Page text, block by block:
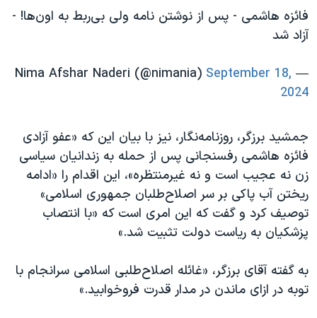
فائزه هاشمی - پس از نوشتن نامه ولی بی‌ربط به اون‌ها! -
آزاد شد
— Nima Afshar Naderi (@nimania)
September 18,
2024
جمشید برزگر، روزنامه‌نگار، نیز با بیان این که «عفو آزادی
فائزه هاشمی رفسنجانی پس از حمله به زندانیان سیاسی
زن نه عجیب است و نه غیرمنتظره»، این اقدام را «ادامه
ریختن آب پاکی بر سر اصلاح‌طلبان جمهوری اسلامی»
توصیف کرد و گفت که این امری است که «با انتصاب
پزشکیان به ریاست دولت تثبیت شد.»
به گفته آقای برزگر، «غائله اصلاح‌طلبی اسلامی سرانجام با
توبه در ازای ماندن در مدار قدرت فروخوابید.»